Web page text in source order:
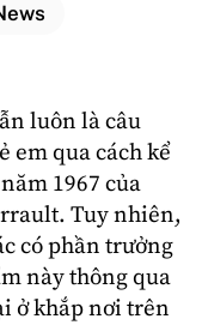
luôn là câu
em qua cách kể
1967 của
Tuy nhiên,
có phần trưởng
này thông qua
ở khắp nơi trên